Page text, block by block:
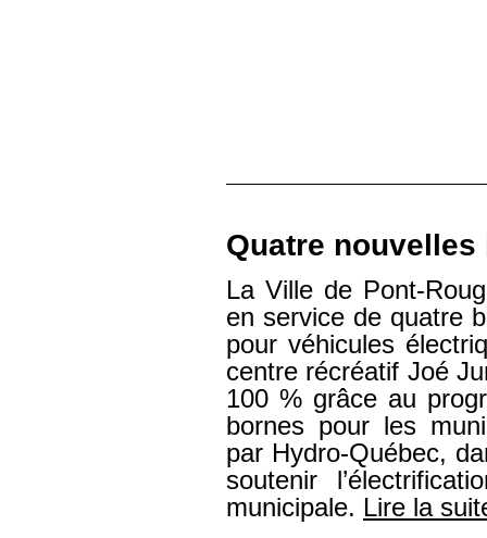
Quatre
La Ville de Pont-
en service de quatre
pour véhicules
centre récréatif Joé
100 % grâce au
bornes pour les
par Hydro-Québec,
soutenir
municipale. Lire la